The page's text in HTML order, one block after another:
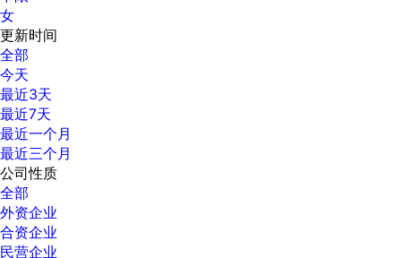
女
更新时间
全部
今天
最近3天
最近7天
最近一个月
最近三个月
公司性质
全部
外资企业
合资企业
民营企业